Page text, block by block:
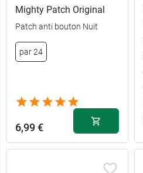
Mighty Patch Original
Patch anti bouton Nuit
par 24
6,99 €